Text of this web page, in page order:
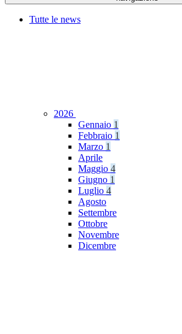
Tutte le news
2026
Gennaio 1
Febbraio 1
Marzo 1
Aprile
Maggio 4
Giugno 1
Luglio 4
Agosto
Settembre
Ottobre
Novembre
Dicembre